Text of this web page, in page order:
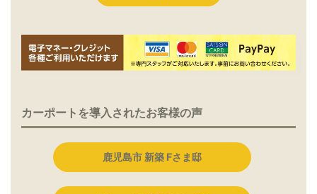
カーポートを導入されたお客様の声
鹿児島市 新築 Fさま邸